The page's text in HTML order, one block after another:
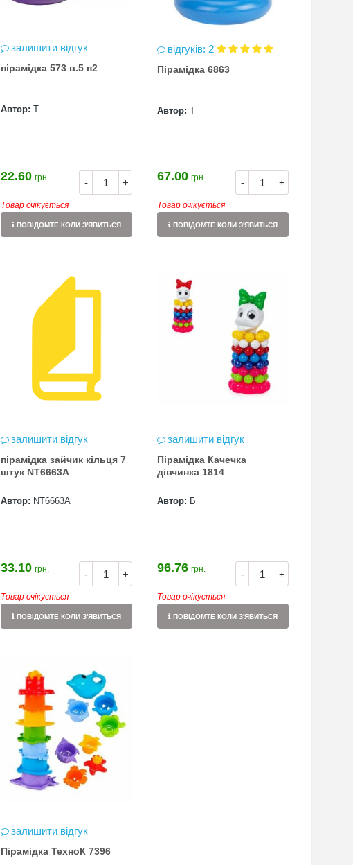
залишити відгук
пірамідка 573 в.5 п2
Автор: Т
- +
22.60 грн.
Товар очікується
ПОВІДОМТЕ КОЛИ З'ЯВИТЬСЯ
відгуків: 2
Пірамідка 6863
Автор: Т
- +
67.00 грн.
Товар очікується
ПОВІДОМТЕ КОЛИ З'ЯВИТЬСЯ
залишити відгук
пірамідка зайчик кільця 7
штук NT6663A
Автор: NT6663A
- +
33.10 грн.
Товар очікується
ПОВІДОМТЕ КОЛИ З'ЯВИТЬСЯ
залишити відгук
Пірамідка Качечка
дівчинка 1814
Автор: Б
- +
96.76 грн.
Товар очікується
ПОВІДОМТЕ КОЛИ З'ЯВИТЬСЯ
залишити відгук
Пірамідка ТехноК 7396